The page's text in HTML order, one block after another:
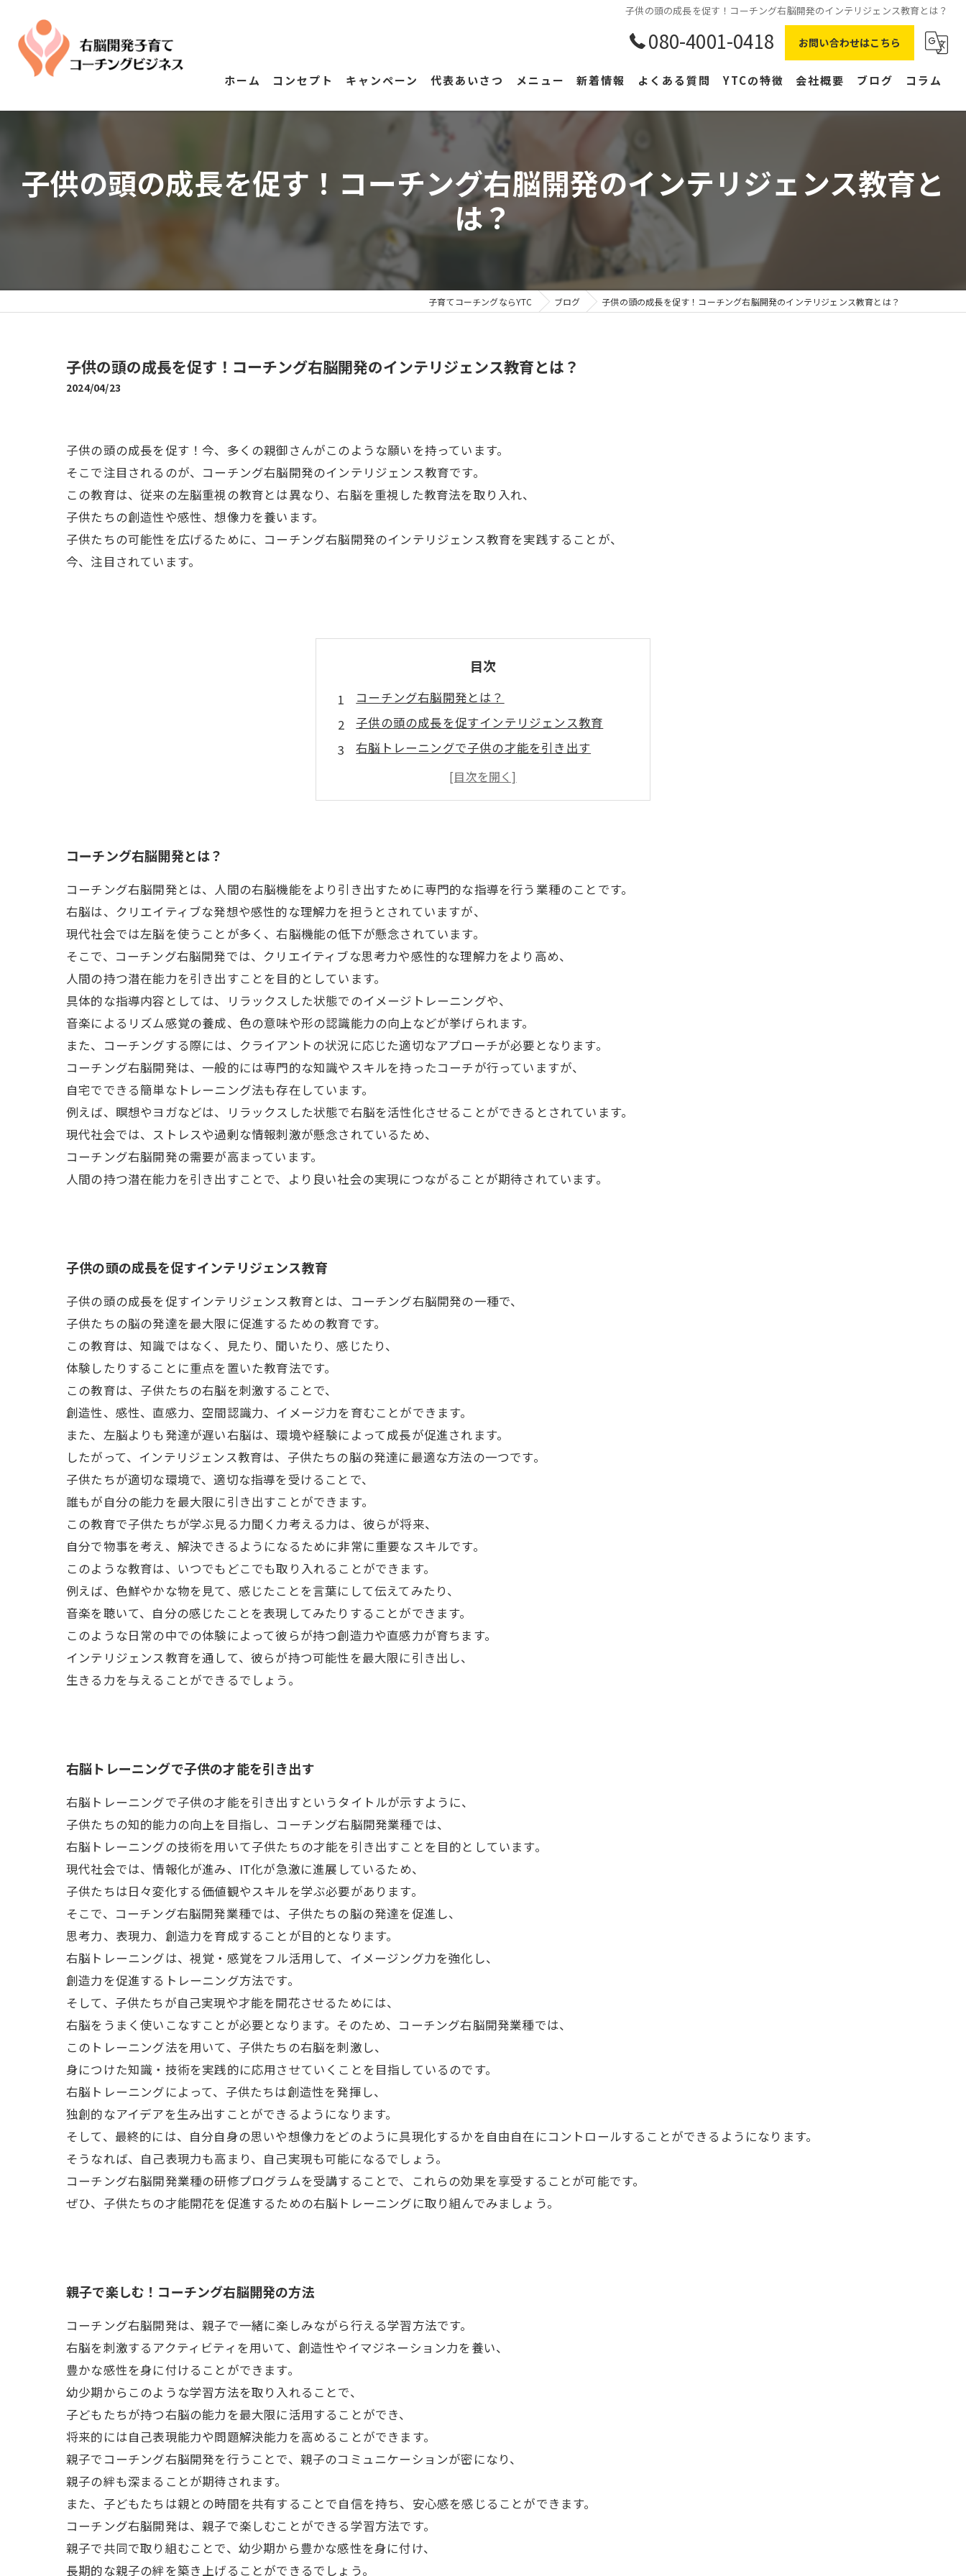
子供の頭の成長を促す！コーチング右脳開発のインテリジェンス教育とは？
080-4001-0418 お問い合わせはこちら
ホーム コンセプト キャンペーン 代表あいさつ メニュー 新着情報 よくある質問 YTCの特徴
副業
右脳
会社概要 ブログ コラム
子供の頭の成長を促す！コーチング右脳開発のインテリジェンス教育と
は？
子育てコーチングならYTC ブログ 子供の頭の成長を促す！コーチング右脳開発のインテリジェンス教育とは？
子供の頭の成長を促す！コーチング右脳開発のインテリジェンス教育とは？
2024/04/23
子供の頭の成長を促す！今、多くの親御さんがこのような願いを持っています。
そこで注目されるのが、コーチング右脳開発のインテリジェンス教育です。
この教育は、従来の左脳重視の教育とは異なり、右脳を重視した教育法を取り入れ、
子供たちの創造性や感性、想像力を養います。
子供たちの可能性を広げるために、コーチング右脳開発のインテリジェンス教育を実践することが、
今、注目されています。
目次
コーチング右脳開発とは？
子供の頭の成長を促すインテリジェンス教育
右脳トレーニングで子供の才能を引き出す
親子で楽しむ！コーチング右脳開発の方法
将来に役立つ能力を身につける効果的な教育方法
コーチング右脳開発とは？
コーチング右脳開発とは、人間の右脳機能をより引き出すために専門的な指導を行う業種のことです。
右脳は、クリエイティブな発想や感性的な理解力を担うとされていますが、
現代社会では左脳を使うことが多く、右脳機能の低下が懸念されています。
そこで、コーチング右脳開発では、クリエイティブな思考力や感性的な理解力をより高め、
人間の持つ潜在能力を引き出すことを目的としています。
具体的な指導内容としては、リラックスした状態でのイメージトレーニングや、
音楽によるリズム感覚の養成、色の意味や形の認識能力の向上などが挙げられます。
また、コーチングする際には、クライアントの状況に応じた適切なアプローチが必要となります。
コーチング右脳開発は、一般的には専門的な知識やスキルを持ったコーチが行っていますが、
自宅でできる簡単なトレーニング法も存在しています。
例えば、瞑想やヨガなどは、リラックスした状態で右脳を活性化させることができるとされています。
現代社会では、ストレスや過剰な情報刺激が懸念されているため、
コーチング右脳開発の需要が高まっています。
人間の持つ潜在能力を引き出すことで、より良い社会の実現につながることが期待されています。
子供の頭の成長を促すインテリジェンス教育
子供の頭の成長を促すインテリジェンス教育とは、コーチング右脳開発の一種で、
子供たちの脳の発達を最大限に促進するための教育です。
この教育は、知識ではなく、見たり、聞いたり、感じたり、
体験したりすることに重点を置いた教育法です。
この教育は、子供たちの右脳を刺激することで、
創造性、感性、直感力、空間認識力、イメージ力を育むことができます。
また、左脳よりも発達が遅い右脳は、環境や経験によって成長が促進されます。
したがって、インテリジェンス教育は、子供たちの脳の発達に最適な方法の一つです。
子供たちが適切な環境で、適切な指導を受けることで、
誰もが自分の能力を最大限に引き出すことができます。
この教育で子供たちが学ぶ見る力聞く力考える力は、彼らが将来、
自分で物事を考え、解決できるようになるために非常に重要なスキルです。
このような教育は、いつでもどこでも取り入れることができます。
例えば、色鮮やかな物を見て、感じたことを言葉にして伝えてみたり、
音楽を聴いて、自分の感じたことを表現してみたりすることができます。
このような日常の中での体験によって彼らが持つ創造力や直感力が育ちます。
インテリジェンス教育を通して、彼らが持つ可能性を最大限に引き出し、
生きる力を与えることができるでしょう。
右脳トレーニングで子供の才能を引き出す
右脳トレーニングで子供の才能を引き出すというタイトルが示すように、
子供たちの知的能力の向上を目指し、コーチング右脳開発業種では、
右脳トレーニングの技術を用いて子供たちの才能を引き出すことを目的としています。
現代社会では、情報化が進み、IT化が急激に進展しているため、
子供たちは日々変化する価値観やスキルを学ぶ必要があります。
そこで、コーチング右脳開発業種では、子供たちの脳の発達を促進し、
思考力、表現力、創造力を育成することが目的となります。
右脳トレーニングは、視覚・感覚をフル活用して、イメージング力を強化し、
創造力を促進するトレーニング方法です。
そして、子供たちが自己実現や才能を開花させるためには、
右脳をうまく使いこなすことが必要となります。そのため、コーチング右脳開発業種では、
このトレーニング法を用いて、子供たちの右脳を刺激し、
身につけた知識・技術を実践的に応用させていくことを目指しているのです。
右脳トレーニングによって、子供たちは創造性を発揮し、
独創的なアイデアを生み出すことができるようになります。
そして、最終的には、自分自身の思いや想像力をどのように具現化するかを自由自在にコントロールすることができるようになります。
そうなれば、自己表現力も高まり、自己実現も可能になるでしょう。
コーチング右脳開発業種の研修プログラムを受講することで、これらの効果を享受することが可能です。
ぜひ、子供たちの才能開花を促進するための右脳トレーニングに取り組んでみましょう。
親子で楽しむ！コーチング右脳開発の方法
コーチング右脳開発は、親子で一緒に楽しみながら行える学習方法です。
右脳を刺激するアクティビティを用いて、創造性やイマジネーション力を養い、
豊かな感性を身に付けることができます。
幼少期からこのような学習方法を取り入れることで、
子どもたちが持つ右脳の能力を最大限に活用することができ、
将来的には自己表現能力や問題解決能力を高めることができます。
親子でコーチング右脳開発を行うことで、親子のコミュニケーションが密になり、
親子の絆も深まることが期待されます。
また、子どもたちは親との時間を共有することで自信を持ち、安心感を感じることができます。
コーチング右脳開発は、親子で楽しむことができる学習方法です。
親子で共同で取り組むことで、幼少期から豊かな感性を身に付け、
長期的な親子の絆を築き上げることができるでしょう。